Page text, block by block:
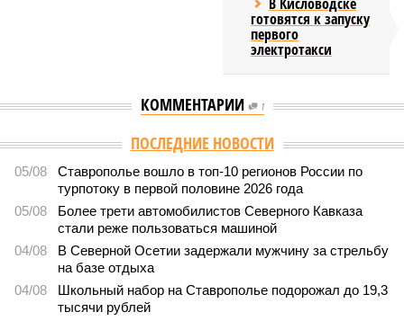
готовятся к запуску
первого
электротакси
КОММЕНТАРИИ 1
ПОСЛЕДНИЕ НОВОСТИ
05/08
Ставрополье вошло в топ-10 регионов России по
турпотоку в первой половине 2026 года
05/08
Более трети автомобилистов Северного Кавказа
стали реже пользоваться машиной
04/08
В Северной Осетии задержали мужчину за стрельбу
на базе отдыха
04/08
Школьный набор на Ставрополье подорожал до 19,3
тысячи рублей